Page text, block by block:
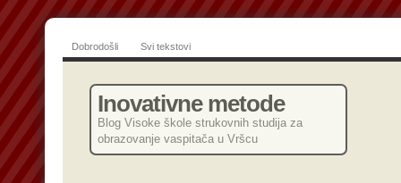
Dobrodošli Svi tekstovi
Inovativne metode
Blog Visoke škole strukovnih studija za
obrazovanje vaspitača u Vršcu